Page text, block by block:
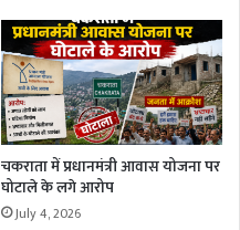
चकराता में प्रधानमंत्री आवास योजना पर
घोटाले के लगे आरोप
July 4, 2026